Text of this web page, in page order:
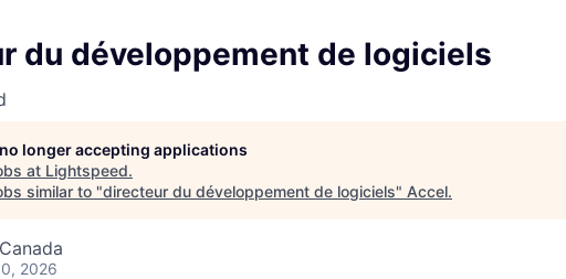
du développement de logiciels
longer accepting applications
at Lightspeed.
similar to "directeur du développement de logiciels" Accel.
2026